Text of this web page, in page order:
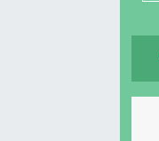
Haber Arşivi